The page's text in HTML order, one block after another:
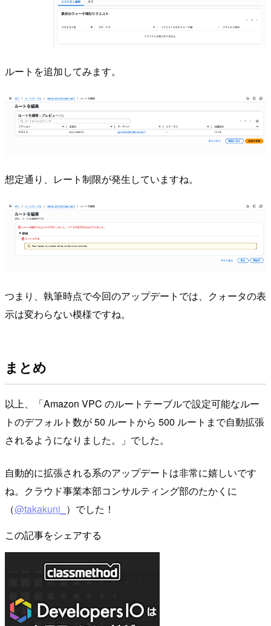
ルートを追加してみます。
想定通り、レート制限が発生していますね。
つまり、執筆時点で今回のアップデートでは、クォータの表
示は変わらない模様ですね。
まとめ
以上、「Amazon VPC のルートテーブルで設定可能なルー
トのデフォルト数が 50 ルートから 500 ルートまで自動拡張
されるようになりました。」でした。
自動的に拡張される系のアップデートは非常に嬉しいです
ね。クラウド事業本部コンサルティング部のたかくに
（@takakuni_ ）でした！
この記事をシェアする